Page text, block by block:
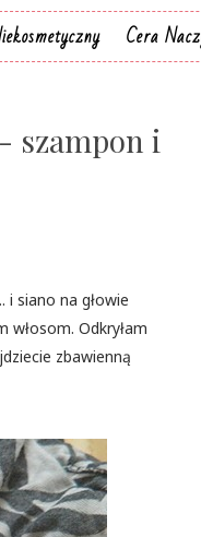
Cera
szampon i
siano na głowie
Odkryłam
zbawienną